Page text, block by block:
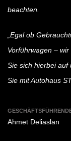
beachten.
„Egal ob
Vorführwagen –
Sie sich hierbei auf
Sie mit Autohaus
Ahmet Deliaslan